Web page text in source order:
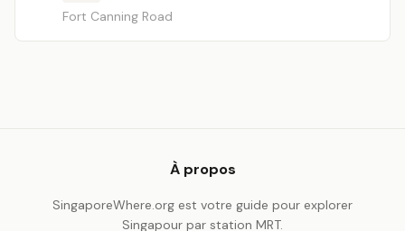
Fort Canning Road
À propos
SingaporeWhere.org est votre guide pour explorer
Singapour par station MRT.